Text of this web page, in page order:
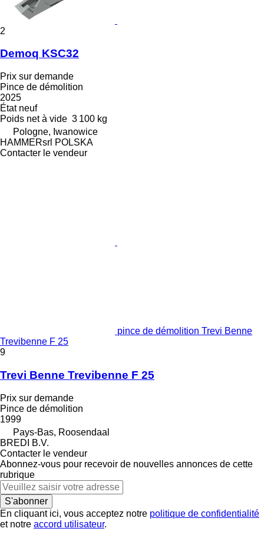
2
Demoq KSC32
Prix sur demande
Pince de démolition
2025
Étatneuf
Poids net à vide 3 100 kg
Pologne, Iwanowice
HAMMERsrl POLSKA
Contacter le vendeur
pince de démolition Trevi Benne
Trevibenne F 25
9
Trevi Benne Trevibenne F 25
Prix sur demande
Pince de démolition
1999
Pays-Bas, Roosendaal
BREDI B.V.
Contacter le vendeur
Abonnez-vous pour recevoir de nouvelles annonces de cette
rubrique
S'abonner
En cliquant ici, vous acceptez notre politique de confidentialité
et notre accord utilisateur.